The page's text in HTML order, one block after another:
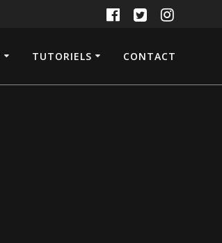
TUTORIELS CONTACT